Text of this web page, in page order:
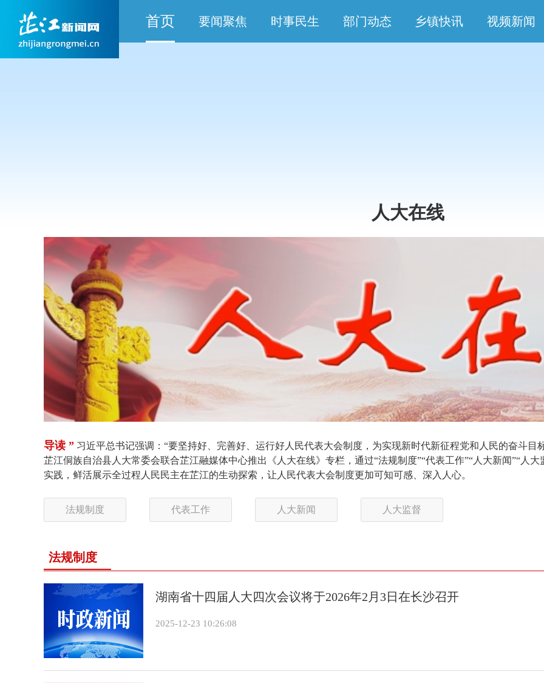
首页 要闻聚焦 时事民生 部门动态 乡镇快讯 视频新闻
人大在线
导读 ” 习近平总书记强调：“要坚持好、完善好、运行好人民代表大会制度，为实现新时代新征程党和人民的奋斗
芷江侗族自治县人大常委会联合芷江融媒体中心推出《人大在线》专栏，通过“法规制度”“代表工作”“人大新闻”“人
实践，鲜活展示全过程人民民主在芷江的生动探索，让人民代表大会制度更加可知可感、深入人心。
法规制度 代表工作 人大新闻 人大监督
法规制度
湖南省十四届人大四次会议将于2026年2月3日在长沙召开
2025-12-23 10:26:08